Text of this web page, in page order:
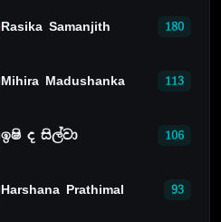
Rasika Samanjith 180
Mihira Madushanka 113
ඉෂි ද සිල්වා 106
Harshana Prathimal 93